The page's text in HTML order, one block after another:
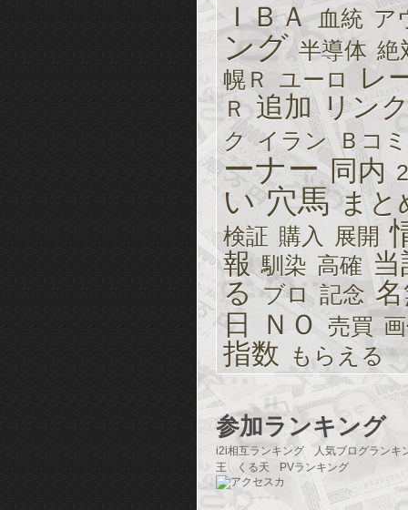
ＩＢＡ 血統 ア
ング 半導体 絶
幌Ｒ
ユーロ レ
Ｒ 追加 リン
ク イラン Ｂコミ
ーナー 同内
い 穴馬 まと
検証 購入 展開
報 馴染 高確
る ブロ 記念
日
ＮＯ 売買
指数 もらえる
参加ランキング
i2i相互ランキング
人気ブログランキ
王
くる天 PVランキング